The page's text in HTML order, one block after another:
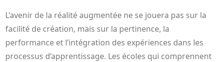
L’avenir de la réalité augmentée ne se jouera pas sur la
facilité de création, mais sur la pertinence, la
performance et l’intégration des expériences dans les
processus d’apprentissage. Les écoles qui comprennent